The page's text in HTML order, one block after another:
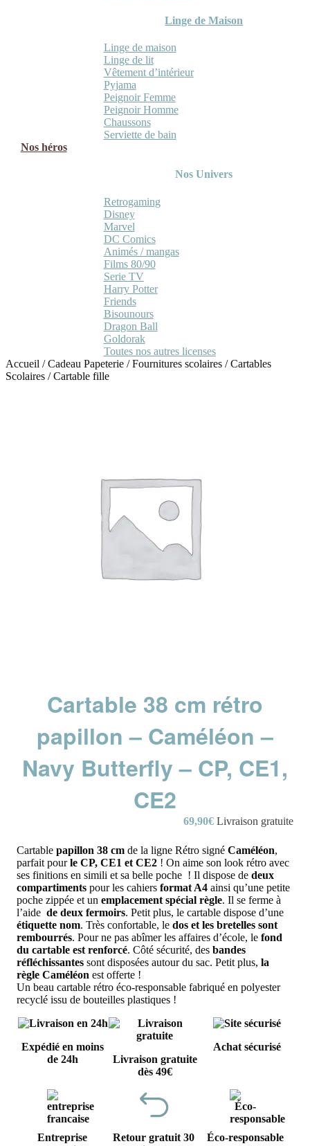
Linge de Maison
Linge de maison
Linge de lit
Vêtement d’intérieur
Pyjama
Peignoir Femme
Peignoir Homme
Chaussons
Serviette de bain
Nos héros
Nos Univers
Retrogaming
Disney
Marvel
DC Comics
Animés / mangas
Films 80/90
Serie TV
Harry Potter
Friends
Bisounours
Dragon Ball
Goldorak
Toutes nos autres licenses
Accueil /Cadeau Papeterie /Fournitures scolaires /Cartables
Scolaires /Cartable fille
Cartable 38 cm rétro
papillon – Caméléon –
Navy Butterfly – CP, CE1,
CE2
69,90€ Livraison gratuite
Cartable papillon 38 cm de la ligne Rétro signé Caméléon,
parfait pourle CP, CE1 et CE2 ! On aime son look rétro avec
ses finitions en simili et sa belle poche ! Il dispose de deux
compartiments pour les cahiers format A4 ainsi qu’une petite
poche zippée et un emplacement spécial règle. Il se ferme à
l’aide de deux fermoirs. Petit plus, le cartable dispose d’une
étiquette nom. Très confortable, le dos et les bretelles sont
rembourrés. Pour ne pas abîmer les affaires d’école, le fond
du cartable est renforcé. Côté sécurité, des bandes
réfléchissantes sont disposées autour du sac. Petit plus, la
règle Caméléon est offerte !
Un beau cartable rétro éco-responsable fabriqué en polyester
recyclé issu de bouteilles plastiques !
Expédié en moins
de 24h
Livraison gratuite
dès 49€
Achat sécurisé
Entreprise
Retour gratuit 30
Éco-responsable